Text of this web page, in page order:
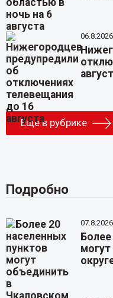
Еще в рубрике
Подробно